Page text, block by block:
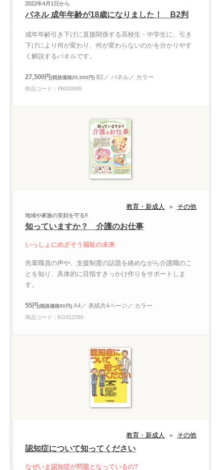
2022年4月1日から
パネル 成年年齢が18歳になりました！ B2判
成年年齢引き下げに直接関係する高校生・中学生に、引き
下げにより何が変わり、何が変わらないのかを分かりやす
く解説するパネルです。
27,500円(税抜価格25,000円) B2／ パネル／ カラー
商品コード：PA000695
教育・新成人 » その他
地域や家族の笑顔を守る!!
知っていますか？ 介護のお仕事
いっしょにめざそう福祉の未来
先輩職員の声や、支援制度の話題を絡めながら介護職のこ
とを知り、具体的に目指すきっかけ作りをサポートしま
す。
55円(税抜価格50円) A4／ 表紙共4ページ／ カラー
商品コード：KG012390
教育・新成人 » その他
認知症について知ってください
なぜいま認知症が問題となっているの?